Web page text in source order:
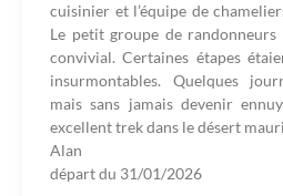
cuisinier et l’équipe de
Le petit groupe de
convivial. Certaines étapes
insurmontables. Quelques
mais sans jamais devenir
excellent trek dans le désert
Alan
départ du 31/01/2026